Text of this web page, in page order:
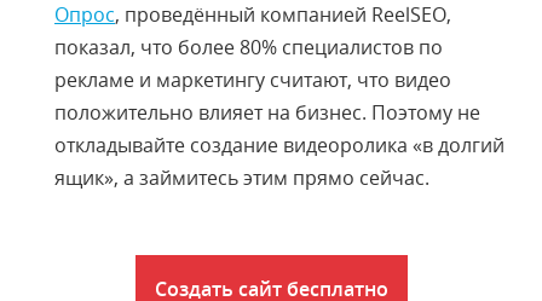
Опрос, проведённый компанией ReelSEO,
показал, что более 80% специалистов по
рекламе и маркетингу считают, что видео
положительно влияет на бизнес. Поэтому не
откладывайте создание видеоролика «в долгий
ящик», а займитесь этим прямо сейчас.
Создать сайт бесплатно